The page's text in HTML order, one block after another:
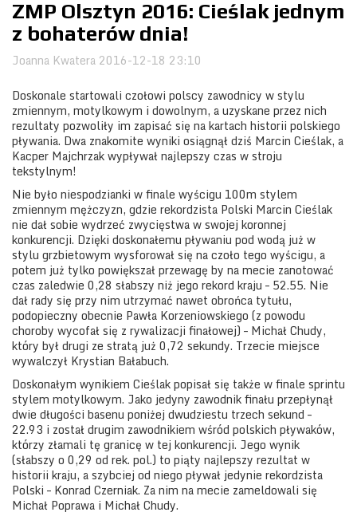
ZMP Olsztyn 2016: Cieślak jednym
z bohaterów dnia!
Joanna Kwatera 2016-12-18 23:10
Doskonale startowali czołowi polscy zawodnicy w stylu
zmiennym, motylkowym i dowolnym, a uzyskane przez nich
rezultaty pozwoliły im zapisać się na kartach historii polskiego
pływania. Dwa znakomite wyniki osiągnął dziś Marcin Cieślak, a
Kacper Majchrzak wypływał najlepszy czas w stroju
tekstylnym!
Nie było niespodzianki w finale wyścigu 100m stylem
zmiennym mężczyzn, gdzie rekordzista Polski Marcin Cieślak
nie dał sobie wydrzeć zwycięstwa w swojej koronnej
konkurencji. Dzięki doskonałemu pływaniu pod wodą już w
stylu grzbietowym wysforował się na czoło tego wyścigu, a
potem już tylko powiększał przewagę by na mecie zanotować
czas zaledwie 0,28 słabszy niż jego rekord kraju – 52.55. Nie
dał rady się przy nim utrzymać nawet obrońca tytułu,
podopieczny obecnie Pawła Korzeniowskiego (z powodu
choroby wycofał się z rywalizacji finałowej) – Michał Chudy,
który był drugi ze stratą już 0,72 sekundy. Trzecie miejsce
wywalczył Krystian Bałabuch.
Doskonałym wynikiem Cieślak popisał się także w finale sprintu
stylem motylkowym. Jako jedyny zawodnik finału przepłynął
dwie długości basenu poniżej dwudziestu trzech sekund –
22.93 i został drugim zawodnikiem wśród polskich pływaków,
którzy złamali tę granicę w tej konkurencji. Jego wynik
(słabszy o 0,29 od rek. pol.) to piąty najlepszy rezultat w
historii kraju, a szybciej od niego pływał jedynie rekordzista
Polski – Konrad Czerniak. Za nim na mecie zameldowali się
Michał Poprawa i Michał Chudy.